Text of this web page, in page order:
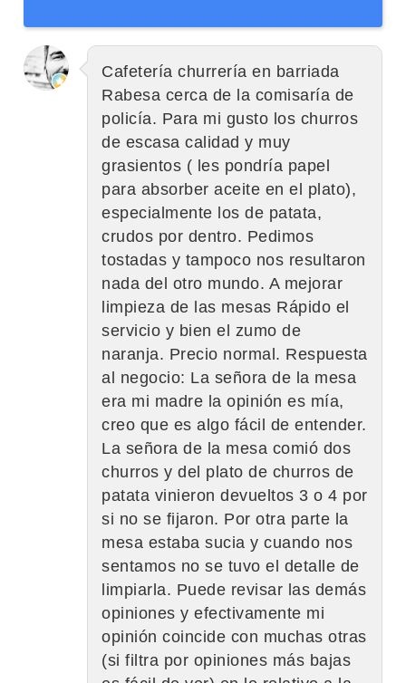
Cafetería churrería en barriada
Rabesa cerca de la comisaría de
policía. Para mi gusto los churros
de escasa calidad y muy
grasientos ( les pondría papel
para absorber aceite en el plato),
especialmente los de patata,
crudos por dentro. Pedimos
tostadas y tampoco nos resultaron
nada del otro mundo. A mejorar
limpieza de las mesas Rápido el
servicio y bien el zumo de
naranja. Precio normal. Respuesta
al negocio: La señora de la mesa
era mi madre la opinión es mía,
creo que es algo fácil de entender.
La señora de la mesa comió dos
churros y del plato de churros de
patata vinieron devueltos 3 o 4 por
si no se fijaron. Por otra parte la
mesa estaba sucia y cuando nos
sentamos no se tuvo el detalle de
limpiarla. Puede revisar las demás
opiniones y efectivamente mi
opinión coincide con muchas otras
(si filtra por opiniones más bajas